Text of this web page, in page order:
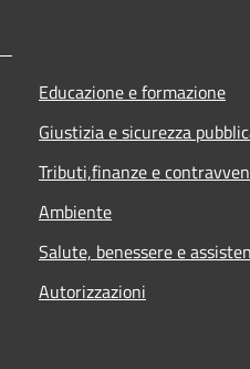
Educazione e formazione
Giustizia e sicurezza
Tributi,finanze e
Ambiente
Salute, benessere e
Autorizzazioni